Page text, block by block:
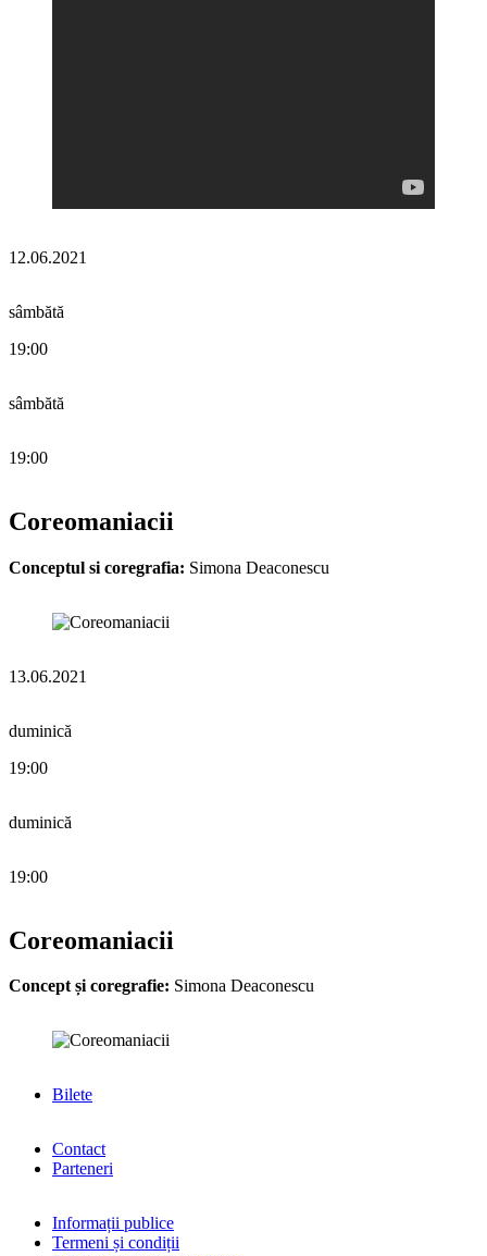
12.06.2021
sâmbătă
19:00
sâmbătă
19:00
Coreomaniacii
Conceptul si coregrafia: Simona Deaconescu
13.06.2021
duminică
19:00
duminică
19:00
Coreomaniacii
Concept și coregrafie: Simona Deaconescu
Bilete
Contact
Parteneri
Informații publice
Termeni și condiții